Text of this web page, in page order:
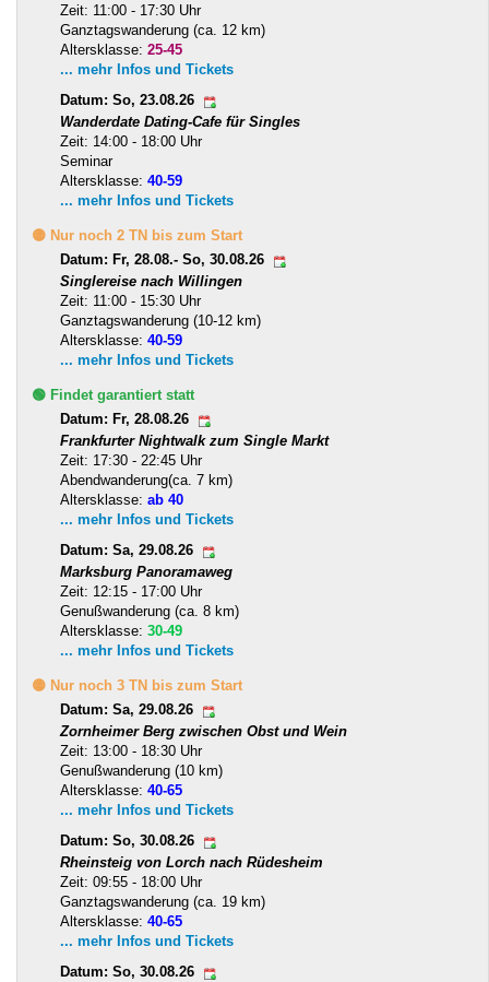
Zeit: 11:00 - 17:30 Uhr
Ganztagswanderung (ca. 12 km)
Altersklasse: 25-45
... mehr Infos und Tickets
Datum: So, 23.08.26
Wanderdate Dating-Cafe für Singles
Zeit: 14:00 - 18:00 Uhr
Seminar
Altersklasse: 40-59
... mehr Infos und Tickets
🟡 Nur noch 2 TN bis zum Start
Datum: Fr, 28.08.- So, 30.08.26
Singlereise nach Willingen
Zeit: 11:00 - 15:30 Uhr
Ganztagswanderung (10-12 km)
Altersklasse: 40-59
... mehr Infos und Tickets
🟢 Findet garantiert statt
Datum: Fr, 28.08.26
Frankfurter Nightwalk zum Single Markt
Zeit: 17:30 - 22:45 Uhr
Abendwanderung(ca. 7 km)
Altersklasse: ab 40
... mehr Infos und Tickets
Datum: Sa, 29.08.26
Marksburg Panoramaweg
Zeit: 12:15 - 17:00 Uhr
Genußwanderung (ca. 8 km)
Altersklasse: 30-49
... mehr Infos und Tickets
🟡 Nur noch 3 TN bis zum Start
Datum: Sa, 29.08.26
Zornheimer Berg zwischen Obst und Wein
Zeit: 13:00 - 18:30 Uhr
Genußwanderung (10 km)
Altersklasse: 40-65
... mehr Infos und Tickets
Datum: So, 30.08.26
Rheinsteig von Lorch nach Rüdesheim
Zeit: 09:55 - 18:00 Uhr
Ganztagswanderung (ca. 19 km)
Altersklasse: 40-65
... mehr Infos und Tickets
Datum: So, 30.08.26